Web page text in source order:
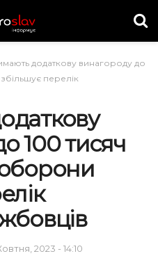
додаткову винагороду до
перелік
100 тисяч
2023 - 14:10